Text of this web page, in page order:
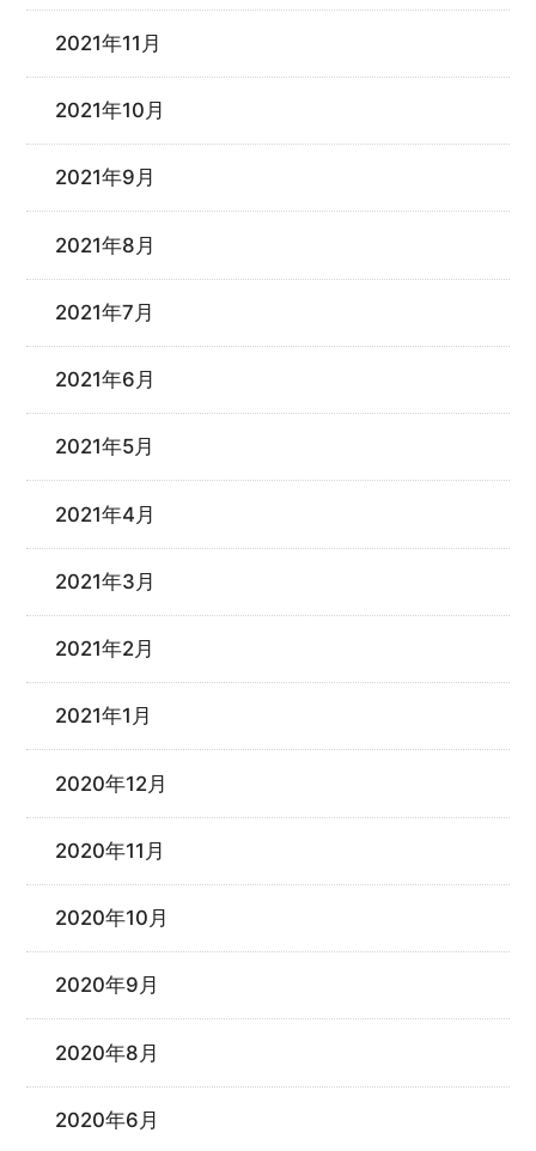
2021年11月
2021年10月
2021年9月
2021年8月
2021年7月
2021年6月
2021年5月
2021年4月
2021年3月
2021年2月
2021年1月
2020年12月
2020年11月
2020年10月
2020年9月
2020年8月
2020年6月